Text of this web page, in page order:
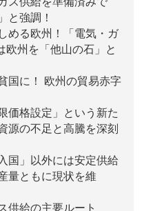
と強調！
める欧州！「電気・ガ
欧州を「他山の石」と
国に！ 欧州の貿易赤字
価格設定」という新た
源の不足と高騰を深刻
国」以外には安定供給
量ともに現状を維
供給の主要ルート